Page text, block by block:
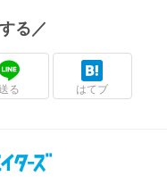
る／
る はてブ